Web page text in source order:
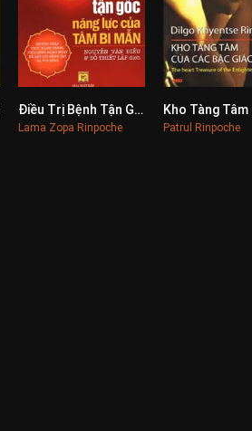
0Điều Trị Bệnh Tận Gốc
Lama Zopa Rinpoche Patrul Rinpoche